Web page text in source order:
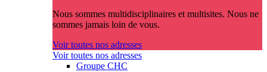
Nous sommes multidisciplinaires et multisites. Nous ne
sommes jamais loin de vous.
Voir toutes nos adresses
Voir toutes nos adresses
Groupe CHC